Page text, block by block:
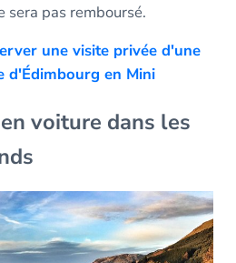
sera pas remboursé.
une visite privée d'une
d'Édimbourg en Mini
voiture dans les